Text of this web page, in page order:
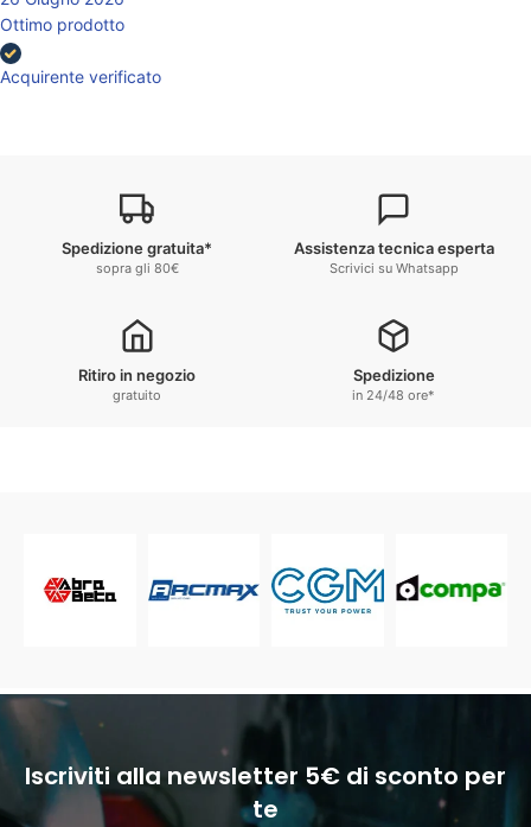
Ottimo prodotto
Acquirente verificato
Spedizione gratuita*
sopra gli 80€
Assistenza tecnica esperta
Scrivici su Whatsapp
Ritiro in negozio
gratuito
Spedizione
in 24/48 ore*
Iscriviti alla newsletter 5€ di sconto per
te